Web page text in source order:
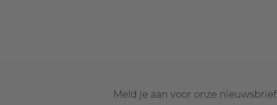
Meld je aan voor onze nieuwsbrief